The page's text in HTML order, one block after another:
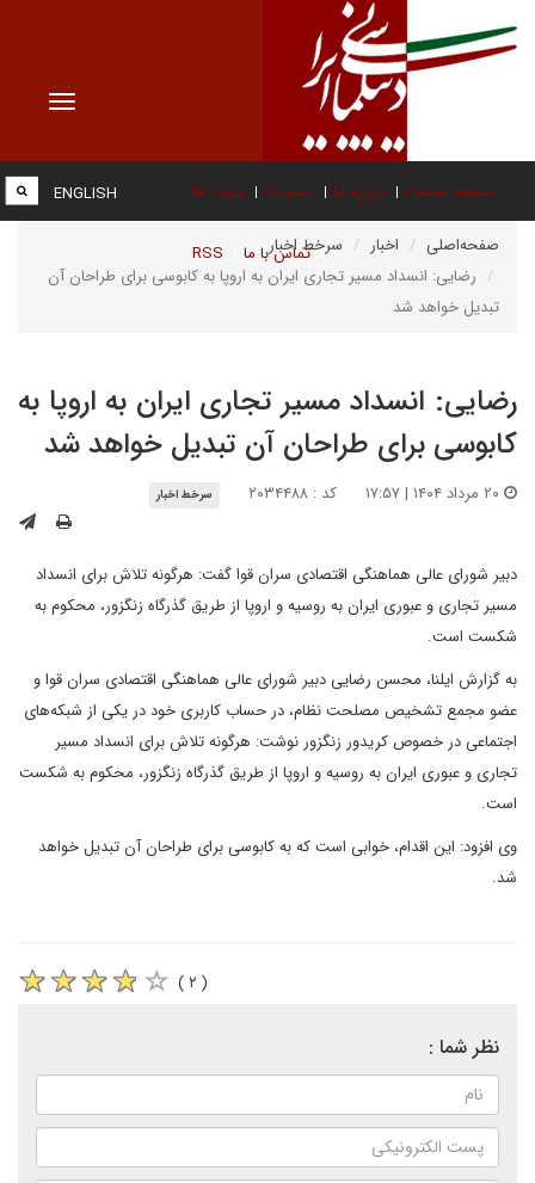
Toggle
صفحه نخست درباره ما عضویت پیوند ها
تماس با ما RSS
ENGLISH
صفحه‌اصلی اخبار
سرخط اخبار
رضایی: انسداد مسیر تجاری ایران به اروپا به کابوسی برای طراحان آن
تبدیل خواهد شد
رضایی: انسداد مسیر تجاری ایران به اروپا به
کابوسی برای طراحان آن تبدیل خواهد شد
کد : ۲۰۳۴۴۸۸ سرخط اخبار
دبیر شورای عالی هماهنگی اقتصادی سران قوا گفت: هرگونه تلاش برای انسداد
مسیر تجاری و عبوری ایران به روسیه و اروپا از طریق گذرگاه زنگزور، محکوم به
شکست است.
به گزارش ایلنا، محسن رضایی دبیر شورای عالی هماهنگی اقتصادی سران قوا و
عضو مجمع تشخیص مصلحت نظام، در حساب کاربری خود در یکی از شبکه‌های
اجتماعی در خصوص کریدور زنگزور نوشت: هرگونه تلاش برای انسداد مسیر
تجاری و عبوری ایران به روسیه و اروپا از طریق گذرگاه زنگزور، محکوم به شکست
است.
وی افزود: این اقدام، خوابی است که به کابوسی برای طراحان آن تبدیل خواهد
شد.
( ۲ )
نظر شما :